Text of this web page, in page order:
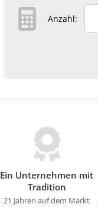
Anzahl:
Ein Unternehmen mit
Tradition
21 Jahren auf dem Markt